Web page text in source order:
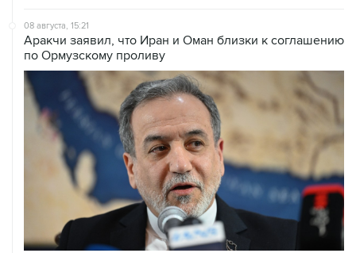
08 августа, 15:21
Аракчи заявил, что Иран и Оман близки к соглашению
по Ормузскому проливу